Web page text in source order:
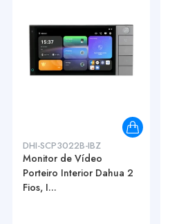
DHI-SCP3022B-IBZ
Monitor de Vídeo
Porteiro Interior Dahua 2
Fios, I...